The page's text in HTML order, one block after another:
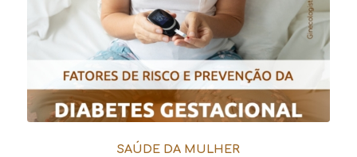
SAÚDE DA MULHER